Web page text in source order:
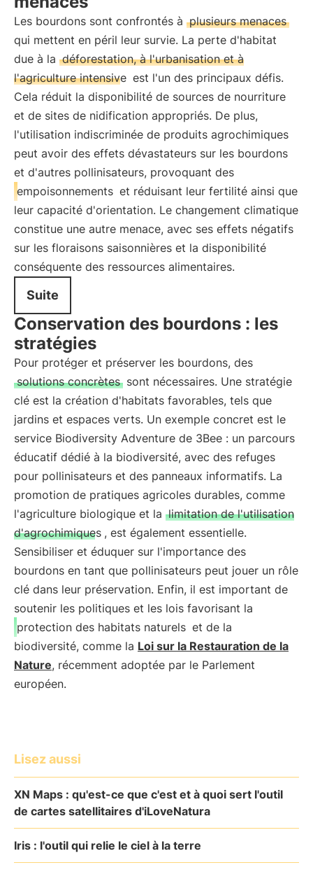
Les bourdons sont confrontés à plusieurs menaces
qui mettent en péril leur survie. La perte d'habitat
due à la déforestation, à l'urbanisation et à
l'agriculture intensive est l'un des principaux défis.
Cela réduit la disponibilité de sources de nourriture
et de sites de nidification appropriés. De plus,
l'utilisation indiscriminée de produits agrochimiques
peut avoir des effets dévastateurs sur les bourdons
et d'autres pollinisateurs, provoquant des
empoisonnements et réduisant leur fertilité ainsi que
leur capacité d'orientation. Le changement climatique
constitue une autre menace, avec ses effets négatifs
sur les floraisons saisonnières et la disponibilité
conséquente des ressources alimentaires.
Suite
Conservation des bourdons : les
stratégies
Pour protéger et préserver les bourdons, des
solutions concrètes sont nécessaires. Une stratégie
clé est la création d'habitats favorables, tels que
jardins et espaces verts. Un exemple concret est le
service Biodiversity Adventure de 3Bee : un parcours
éducatif dédié à la biodiversité, avec des refuges
pour pollinisateurs et des panneaux informatifs. La
promotion de pratiques agricoles durables, comme
l'agriculture biologique et la limitation de l'utilisation
d'agrochimiques , est également essentielle.
Sensibiliser et éduquer sur l'importance des
bourdons en tant que pollinisateurs peut jouer un rôle
clé dans leur préservation. Enfin, il est important de
soutenir les politiques et les lois favorisant la
protection des habitats naturels et de la
biodiversité, comme la Loi sur la Restauration de la
Nature, récemment adoptée par le Parlement
européen.
Lisez aussi
XN Maps : qu'est-ce que c'est et à quoi sert l'outil
de cartes satellitaires d'iLoveNatura
Iris : l'outil qui relie le ciel à la terre